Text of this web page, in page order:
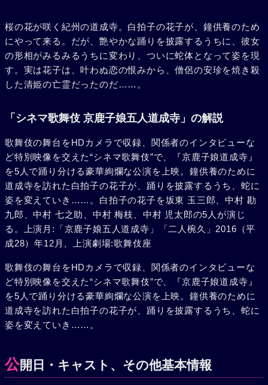
桜の花が咲く紀州の道成寺。白拍子の花子が、鐘供養のため
にやって来る。だが、艶やかな踊りを披露するうちに、彼女
の形相がみるみるうちに変わり、ついに蛇体となって姿を現
す。実は花子は、叶わぬ恋の恨みから、僧侶の安珍を焼き殺
した清姫の亡霊だったのだ……。
「シネマ歌舞伎 京鹿子娘五人道成寺」の解説
歌舞伎の舞台をHDカメラで収録、関係者のインタビューな
ど特別映像を交えた“シネマ歌舞伎”で、『京鹿子娘道成寺』
を5人で踊り分ける豪華絢爛な公演を上映。鐘供養のために
道成寺を訪れた白拍子の花子が、踊りを披露するうち、蛇に
姿を変えていき……。白拍子の花子を坂東 玉三郎、中村 勘
九郎、中村 七之助、中村 梅枝、中村 児太郎の5人が演じ
る。上演月:「京鹿子娘五人道成寺」「二人椀久」2016（平
成28）年12月、上演劇場:歌舞伎座
歌舞伎の舞台をHDカメラで収録、関係者のインタビューな
ど特別映像を交えた“シネマ歌舞伎”で、『京鹿子娘道成寺』
を5人で踊り分ける豪華絢爛な公演を上映。鐘供養のために
道成寺を訪れた白拍子の花子が、踊りを披露するうち、蛇に
姿を変えていき……。
公開日・キャスト、その他基本情報